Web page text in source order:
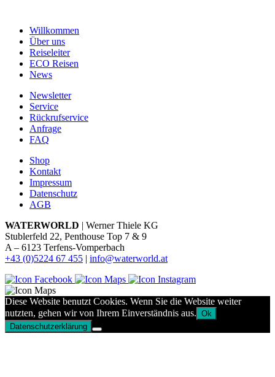
Willkommen
Über uns
Reiseleiter
ECO Reisen
News
Newsletter
Service
Rückrufservice
Anfrage
FAQ
Shop
Kontakt
Impressum
Datenschutz
AGB
WATERWORLD | Werner Thiele KG
Stublerfeld 22, Penthouse Top 7 & 9
A – 6123 Terfens-Vomperbach
+43 (0)5224 67 455 | info@waterworld.at
Diese Website benutzt Cookies. Wenn Sie die Website weiter
nutzten, gehen wir von Ihrem Einverständnis aus. Ok
Datenschutzerklärung